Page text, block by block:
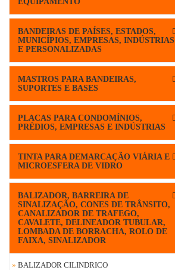
BANDEIRAS DE PAÍSES, ESTADOS,
MUNICÍPIOS, EMPRESAS, INDÚSTRIAS
E PERSONALIZADAS
MASTROS PARA BANDEIRAS,
SUPORTES E BASES
PLACAS PARA CONDOMÍNIOS,
PRÉDIOS, EMPRESAS E INDÚSTRIAS
TINTA PARA DEMARCAÇÃO VIÁRIA E
MICROESFERA DE VIDRO
BALIZADOR, BARREIRA DE
SINALIZAÇÃO, CONES DE TRÂNSITO,
CANALIZADOR DE TRAFEGO,
CAVALETE, DELINEADOR TUBULAR,
LOMBADA DE BORRACHA, ROLO DE
FAIXA, SINALIZADOR
» BALIZADOR CILINDRICO